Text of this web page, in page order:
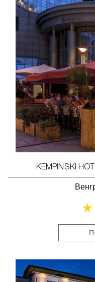
KEMPINSKI